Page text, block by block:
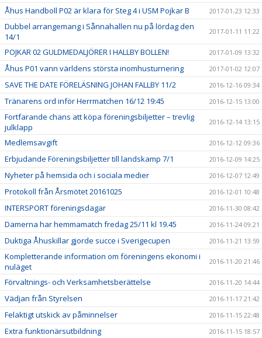
Åhus Handboll P02 är klara för Steg 4 i USM Pojkar B 2017-01-23 12:33
Dubbel arrangemang i Sånnahallen nu på lördag den
14/1
2017-01-11 11:22
POJKAR 02 GULDMEDALJÖRER I HALLBY BOLLEN! 2017-01-09 13:32
Åhus P01 vann världens största inomhusturnering 2017-01-02 12:07
SAVE THE DATE FÖRELÄSNING JOHAN FALLBY 11/2 2016-12-16 09:34
Tränarens ord inför Herrmatchen 16/12 19:45 2016-12-15 13:00
Fortfarande chans att köpa föreningsbiljetter – trevlig
julklapp
2016-12-14 13:15
Medlemsavgift 2016-12-12 09:36
Erbjudande Föreningsbiljetter till landskamp 7/1 2016-12-09 14:25
Nyheter på hemsida och i sociala medier 2016-12-07 12:49
Protokoll från Årsmötet 20161025 2016-12-01 10:48
INTERSPORT föreningsdagar 2016-11-30 08:42
Damerna har hemmamatch fredag 25/11 kl 19.45 2016-11-24 09:21
Duktiga Åhuskillar gjorde succe i Sverigecupen 2016-11-21 13:59
Kompletterande information om föreningens ekonomi i
nuläget
2016-11-20 21:46
Förvaltnings- och Verksamhetsberättelse 2016-11-20 14:44
Vädjan från Styrelsen 2016-11-17 21:42
Felaktigt utskick av påminnelser 2016-11-15 22:48
Extra funktionärsutbildning 2016-11-15 18:57